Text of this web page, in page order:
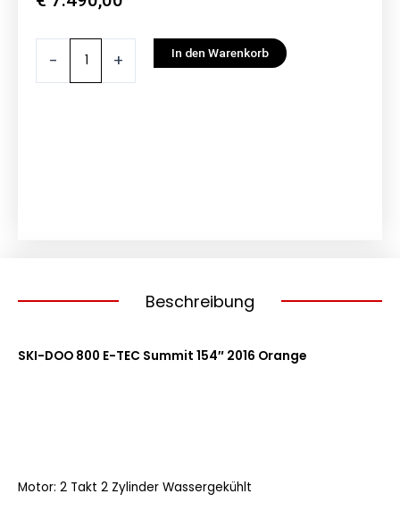
- + In den Warenkorb
Beschreibung
SKI-DOO 800 E-TEC Summit 154″ 2016 Orange
Motor: 2 Takt 2 Zylinder Wassergekühlt